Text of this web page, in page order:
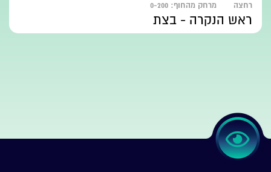
רחצה מרחק מהחוף: 0-200
ראש הנקרה - בצת